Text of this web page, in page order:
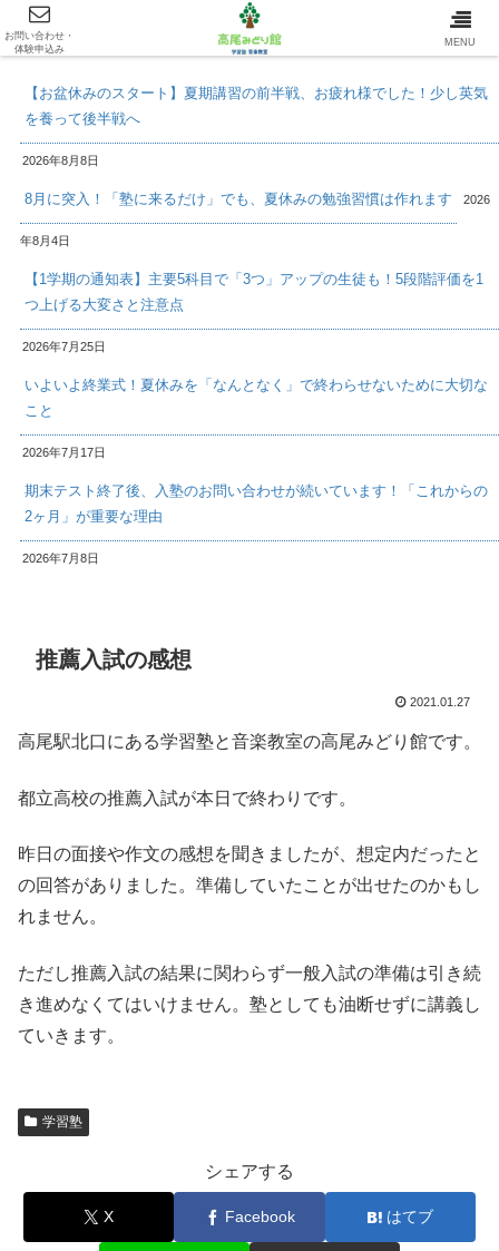
最新情報/INFOMATION
【お盆休みのスタート】夏期講習の前半戦、お疲れ様でした！少し英気
を養って後半戦へ
2026年8月8日
8月に突入！「塾に来るだけ」でも、夏休みの勉強習慣は作れます 2026
年8月4日
【1学期の通知表】主要5科目で「3つ」アップの生徒も！5段階評価を1
つ上げる大変さと注意点
2026年7月25日
いよいよ終業式！夏休みを「なんとなく」で終わらせないために大切な
こと
2026年7月17日
期末テスト終了後、入塾のお問い合わせが続いています！「これからの
2ヶ月」が重要な理由
2026年7月8日
推薦入試の感想
2021.01.27
高尾駅北口にある学習塾と音楽教室の高尾みどり館です。
都立高校の推薦入試が本日で終わりです。
昨日の面接や作文の感想を聞きましたが、想定内だったと
の回答がありました。準備していたことが出せたのかもし
れません。
ただし推薦入試の結果に関わらず一般入試の準備は引き続
き進めなくてはいけません。塾としても油断せずに講義し
ていきます。
学習塾
シェアする
X Facebook はてブ
お問い合わせ・
体験申込み
MENU